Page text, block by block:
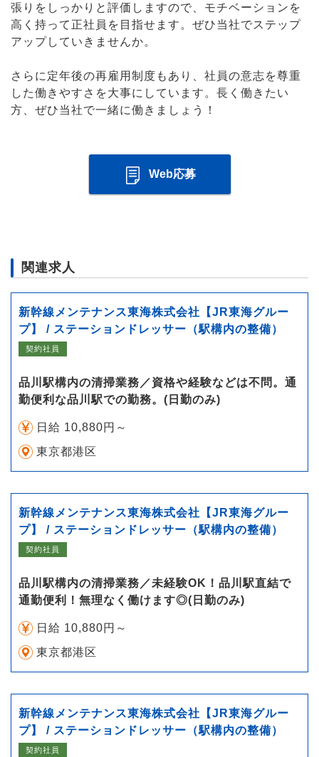
張りをしっかりと評価しますので、モチベーションを
高く持って正社員を目指せます。ぜひ当社でステップ
アップしていきませんか。
さらに定年後の再雇用制度もあり、社員の意志を尊重
した働きやすさを大事にしています。長く働きたい
方、ぜひ当社で一緒に働きましょう！
Web応募
関連求人
新幹線メンテナンス東海株式会社【JR東海グルー
プ】 / ステーションドレッサー（駅構内の整備）
契約社員
品川駅構内の清掃業務／資格や経験などは不問。通
勤便利な品川駅での勤務。(日勤のみ)
日給 10,880円～
東京都港区
新幹線メンテナンス東海株式会社【JR東海グルー
プ】 / ステーションドレッサー（駅構内の整備）
契約社員
品川駅構内の清掃業務／未経験OK！品川駅直結で
通勤便利！無理なく働けます◎(日勤のみ)
日給 10,880円～
東京都港区
新幹線メンテナンス東海株式会社【JR東海グルー
プ】 / ステーションドレッサー（駅構内の整備）
契約社員